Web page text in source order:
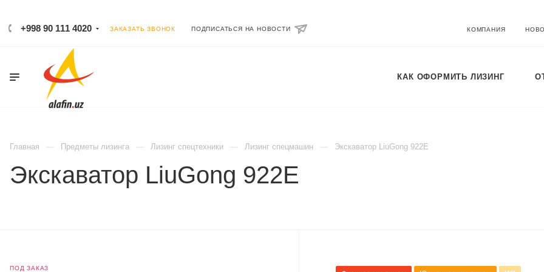
+998 90 111 4020 ЗАКАЗАТЬ ЗВОНОК ПОДПИСАТЬСЯ НА НОВОСТИ КОМПАНИЯ
КАК ОФОРМИТЬ ЛИЗИНГ
Главная Предметы лизинга Лизинг спецтехники Лизинг спецмашин Экскаватор LiuGong 922E
Экскаватор LiuGong 922E
ПОД ЗАКАЗ